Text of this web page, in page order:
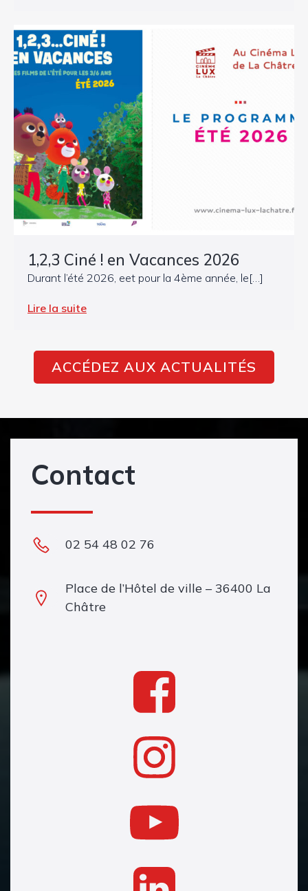
1,2,3 Ciné ! en Vacances 2026
Durant l’été 2026, eet pour la 4ème année, le[…]
Lire la suite
ACCÉDEZ AUX ACTUALITÉS
Contact
02 54 48 02 76
Place de l’Hôtel de ville – 36400 La
Châtre